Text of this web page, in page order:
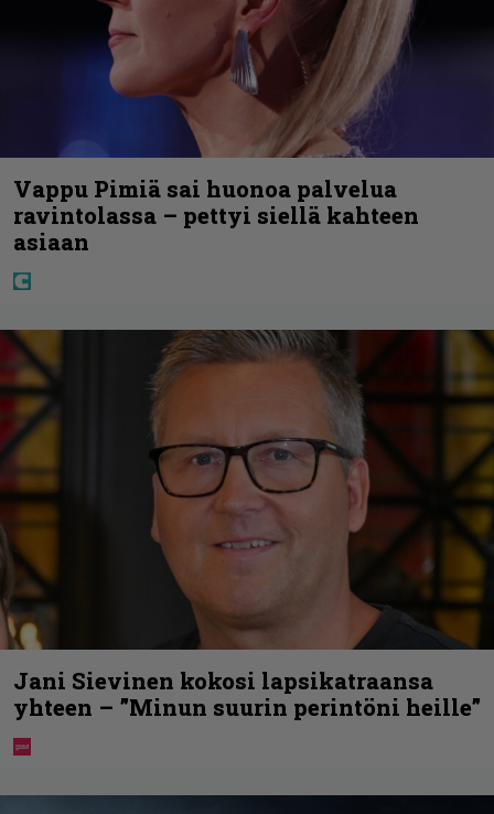
Vappu Pimiä sai huonoa palvelua
ravintolassa – pettyi siellä kahteen
asiaan
Jani Sievinen kokosi lapsikatraansa
yhteen – ”Minun suurin perintöni heille”